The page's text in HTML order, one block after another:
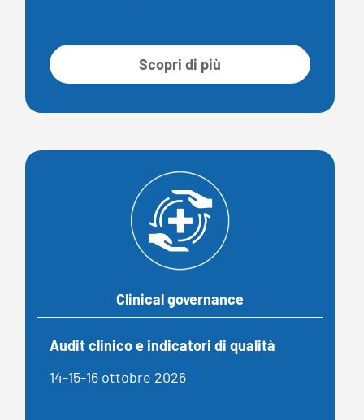
Scopri di più
Clinical governance
Audit clinico e indicatori di qualità
14-15-16 ottobre 2026